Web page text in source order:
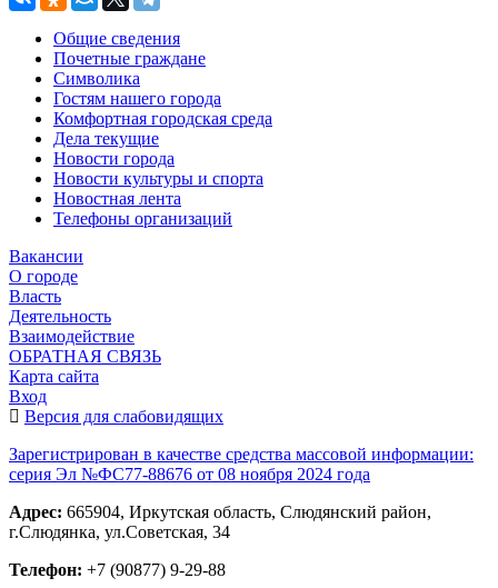
Общие сведения
Почетные граждане
Символика
Гостям нашего города
Комфортная городская среда
Дела текущие
Новости города
Новости культуры и спорта
Новостная лента
Телефоны организаций
Вакансии
О городе
Власть
Деятельность
Взаимодействие
ОБРАТНАЯ СВЯЗЬ
Карта сайта
Вход
Версия для слабовидящих
Зарегистрирован в качестве средства массовой информации:
серия Эл №ФС77-88676 от 08 ноября 2024 года
Адрес: 665904, Иркутская область, Слюдянский район,
г.Слюдянка, ул.Советская, 34
Телефон: +7 (90877) 9-29-88